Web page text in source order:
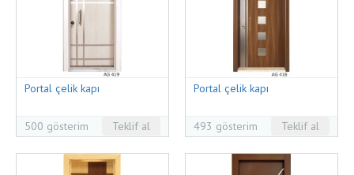
Portal çelik kapı
500 gösterim Teklif al
Portal çelik kapı
493 gösterim Teklif al